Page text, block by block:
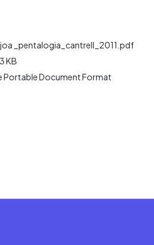
_pentalogia_cantrell_2011.pdf
KB
Portable Document Format